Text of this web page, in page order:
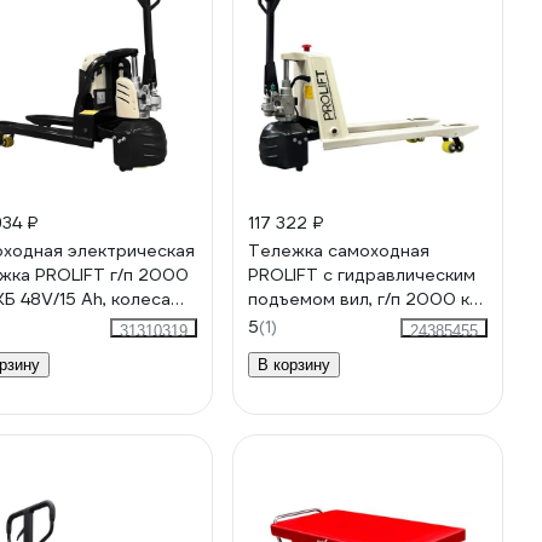
₽
электрическая
PROLIFT г/п 2000
48V/15 Ah, колеса
M2 SK20L31310319
117 322 ₽
Тележка самоходная
PROLIFT с гидравлическим
подъемом вил, г/п 2000 кг,
акб li-ion 24/20 Ач, M2
ST20L
5(1)
24385455
В корзину